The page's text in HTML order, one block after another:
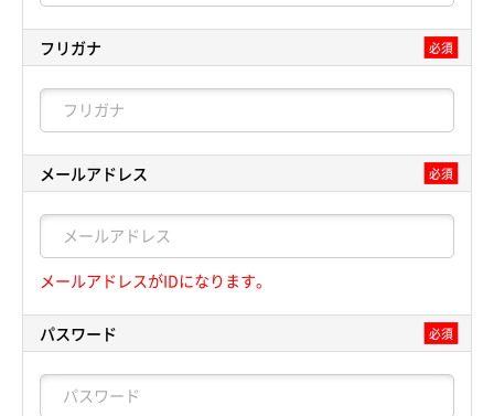
フリガナ 必須
メールアドレス 必須
メールアドレスがIDになります。
パスワード 必須